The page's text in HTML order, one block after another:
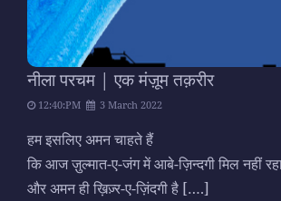
नीला परचम | एक मंज़ूम तक़रीर
12:40:PM 3 March 2022
हम इसलिए अमन चाहते हैं
कि आज ज़ुल्मात-ए-जंग में आबे-ज़िन्दगी मिल नहीं
और अमन ही ख़िज़्र-ए-ज़िंदगी है [….]